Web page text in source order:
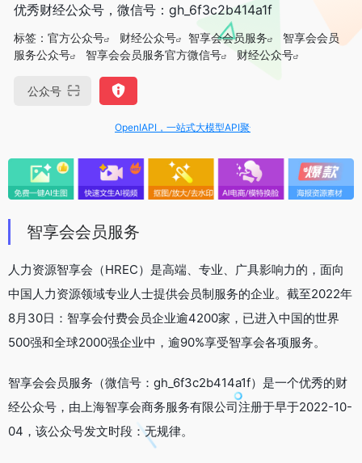
优秀财经公众号，微信号：gh_6f3c2b414a1f
标签： 官方公众号 财经公众号 智享会会员服务
智享会会员
服务公众号
智享会会员服务官方微信号 财经公众号
公众号
OpenIAPI，一站式大模型API聚合平台
智享会会员服务
人力资源智享会（HREC）是高端、专业、广具影响力的，面向
中国人力资源领域专业人士提供会员制服务的企业。截至2022年
8月30日：智享会付费会员企业逾4200家，已进入中国的世界
500强和全球2000强企业中，逾90%享受智享会各项服务。
智享会会员服务（微信号：gh_6f3c2b414a1f）是一个优秀的财
经公众号，由上海智享会商务服务有限公司注册于早于2022-10-
04，该公众号发文时段：无规律。